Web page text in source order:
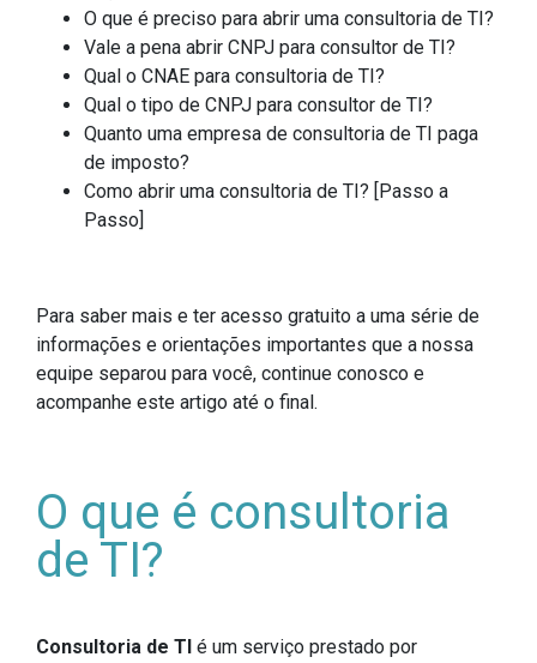
O que é preciso para abrir uma consultoria de TI?
Vale a pena abrir CNPJ para consultor de TI?
Qual o CNAE para consultoria de TI?
Qual o tipo de CNPJ para consultor de TI?
Quanto uma empresa de consultoria de TI paga
de imposto?
Como abrir uma consultoria de TI? [Passo a
Passo]
Para saber mais e ter acesso gratuito a uma série de
informações e orientações importantes que a nossa
equipe separou para você, continue conosco e
acompanhe este artigo até o final.
O que é consultoria
de TI?
Consultoria de TI é um serviço prestado por